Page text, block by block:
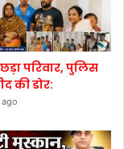
परिवार, पुलिस
की डोर: